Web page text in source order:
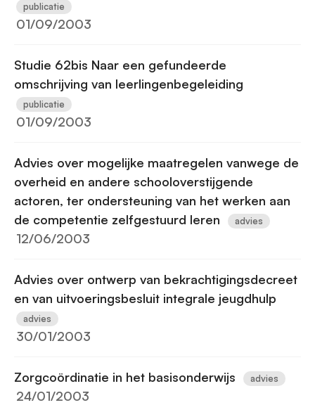
publicatie
01/09/2003
Studie 62bis Naar een gefundeerde
omschrijving van leerlingenbegeleiding
publicatie
01/09/2003
Advies over mogelijke maatregelen vanwege de
overheid en andere schooloverstijgende
actoren, ter ondersteuning van het werken aan
de competentie zelfgestuurd leren
advies
12/06/2003
Advies over ontwerp van bekrachtigingsdecreet
en van uitvoeringsbesluit integrale jeugdhulp
advies
30/01/2003
Zorgcoördinatie in het basisonderwijs advies
24/01/2003